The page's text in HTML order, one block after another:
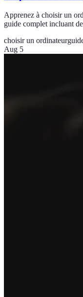
Apprenez à choisir un
guide complet incluant
choisir un ordinateur
Aug 5